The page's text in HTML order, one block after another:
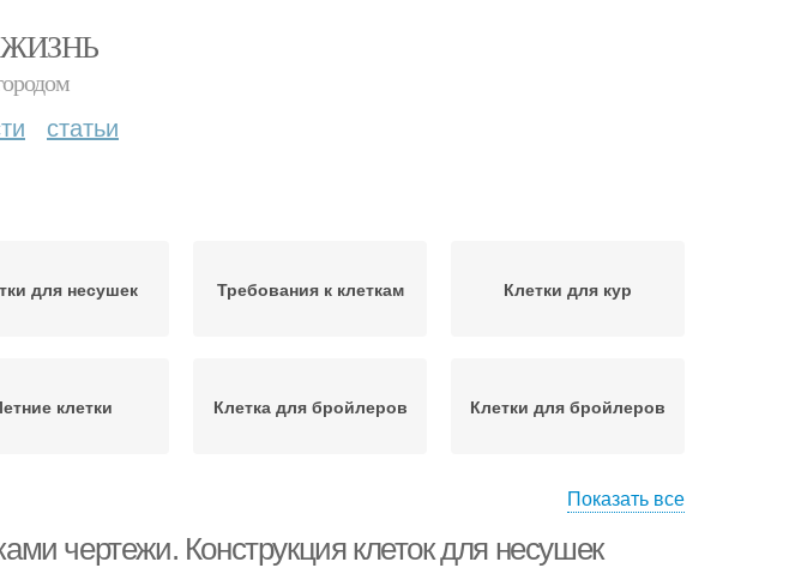
статьи
для несушек Требования к клеткам Клетки для кур
клетки Клетка для бройлеров Клетки для бройлеров
количество
Показать все
чертежи. Конструкция клеток для несушек